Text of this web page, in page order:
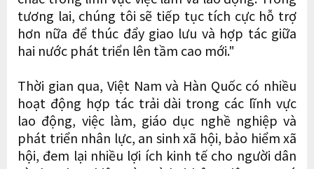
tương lai, chúng tôi sẽ tiếp tục tích cực hỗ trợ
hơn nữa để thúc đẩy giao lưu và hợp tác giữa
hai nước phát triển lên tầm cao mới."
Thời gian qua, Việt Nam và Hàn Quốc có nhiều
hoạt động hợp tác trải dài trong các lĩnh vực
lao động, việc làm, giáo dục nghề nghiệp và
phát triển nhân lực, an sinh xã hội, bảo hiểm xã
hội, đem lại nhiều lợi ích kinh tế cho người dân